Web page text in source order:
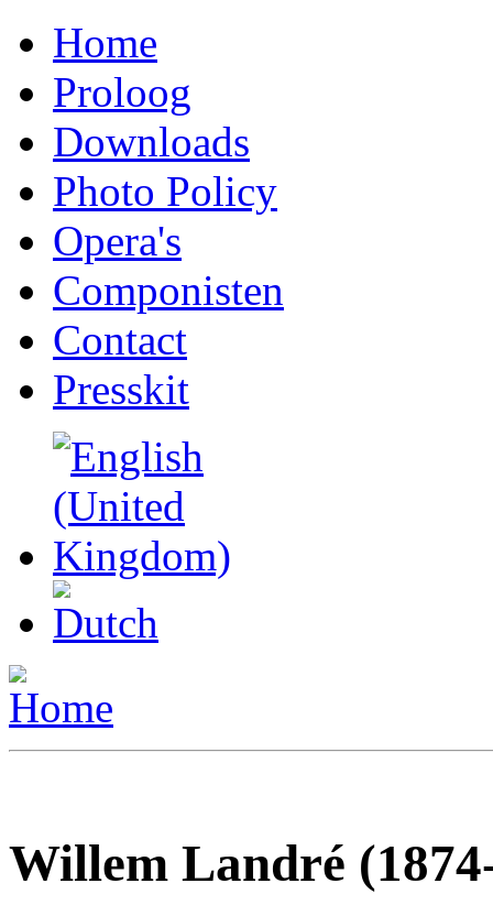
Home
Proloog
Downloads
Photo Policy
Opera's
Componisten
Contact
Presskit
Willem Landré